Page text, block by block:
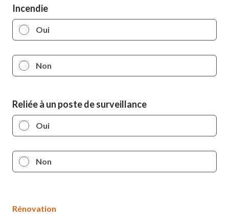
Incendie
Oui
Non
Reliée à un poste de surveillance
Oui
Non
Rénovation